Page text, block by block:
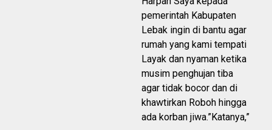
pemerintah Kabupaten
Lebak ingin di bantu agar
rumah yang kami tempati
Layak dan nyaman ketika
musim penghujan tiba
agar tidak bocor dan di
khawtirkan Roboh hingga
ada korban jiwa.”Katanya,”